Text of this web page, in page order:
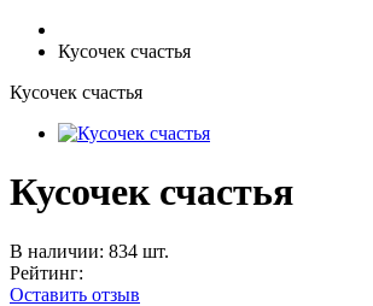
Кусочек счастья
Кусочек счастья
Кусочек счастья
В наличии: 834 шт.
Рейтинг:
Оставить отзыв